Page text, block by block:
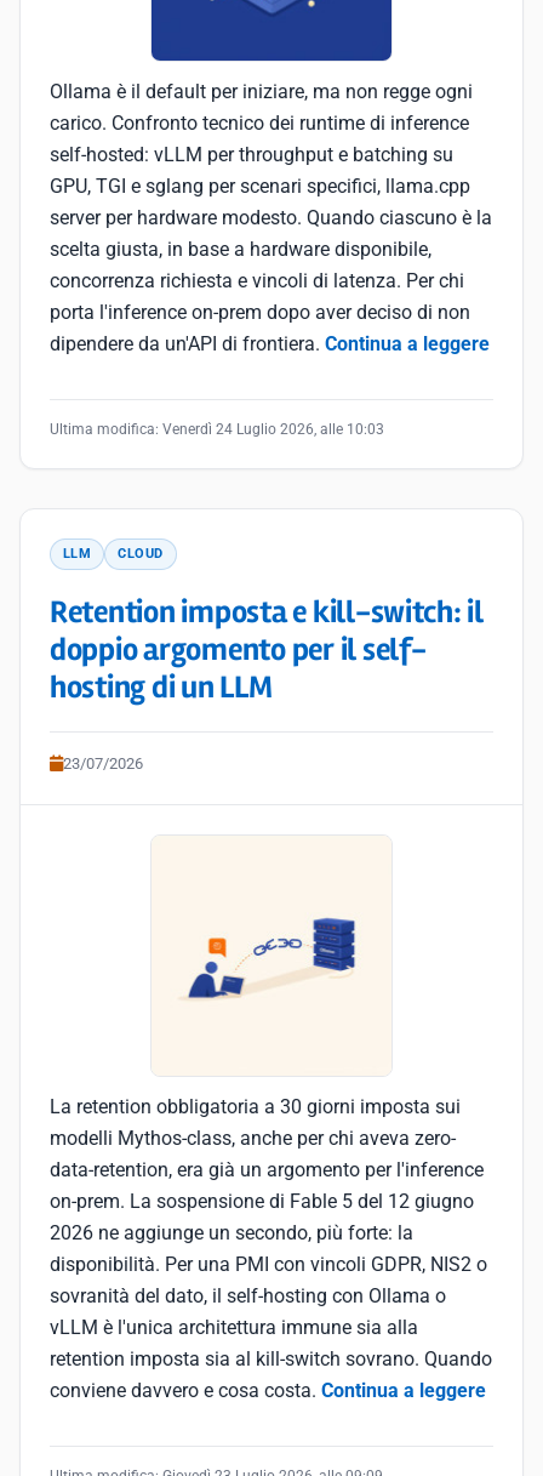
Ollama è il default per iniziare, ma non regge ogni
carico. Confronto tecnico dei runtime di inference
self-hosted: vLLM per throughput e batching su
GPU, TGI e sglang per scenari specifici, llama.cpp
server per hardware modesto. Quando ciascuno è la
scelta giusta, in base a hardware disponibile,
concorrenza richiesta e vincoli di latenza. Per chi
porta l'inference on-prem dopo aver deciso di non
dipendere da un'API di frontiera. Continua a leggere
Ultima modifica: Venerdì 24 Luglio 2026, alle 10:03
LLM CLOUD
Retention imposta e kill-switch: il
doppio argomento per il self-
hosting di un LLM
23/07/2026
La retention obbligatoria a 30 giorni imposta sui
modelli Mythos-class, anche per chi aveva zero-
data-retention, era già un argomento per l'inference
on-prem. La sospensione di Fable 5 del 12 giugno
2026 ne aggiunge un secondo, più forte: la
disponibilità. Per una PMI con vincoli GDPR, NIS2 o
sovranità del dato, il self-hosting con Ollama o
vLLM è l'unica architettura immune sia alla
retention imposta sia al kill-switch sovrano. Quando
conviene davvero e cosa costa. Continua a leggere